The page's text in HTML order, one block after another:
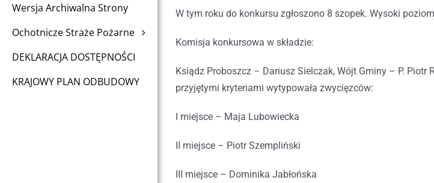
Wersja Archiwalna Strony
Ochotnicze Straże Pożarne
DEKLARACJA DOSTĘPNOŚCI
KRAJOWY PLAN ODBUDOWY
W tym roku do konkursu zgłoszono 8 szopek. Wysoki
Komisja konkursowa w składzie:
Ksiądz Proboszcz – Dariusz Sielczak, Wójt Gminy – P.
przyjętymi kryteriami wytypowała zwycięzców:
I miejsce – Maja Lubowiecka
II miejsce – Piotr Szempliński
III miejsce – Dominika Jabłońska